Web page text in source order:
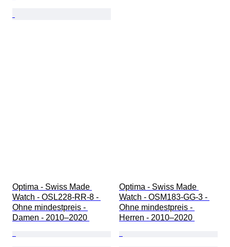
Optima - Swiss Made
Watch - OSL228-RR-8 -
Ohne mindestpreis -
Damen - 2010–2020
Optima - Swiss Made
Watch - OSM183-GG-3 -
Ohne mindestpreis -
Herren - 2010–2020